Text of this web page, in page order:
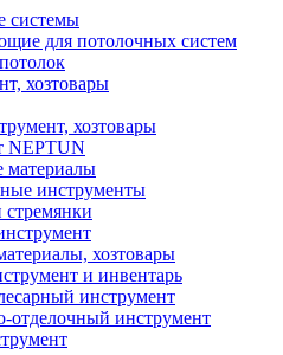
системы
для потолочных систем
хозтовары
хозтовары
NEPTUN
материалы
инструменты
хозтовары
и инвентарь
инструмент
отделочный инструмент